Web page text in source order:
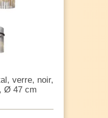
verre, noir,
Ø 47 cm